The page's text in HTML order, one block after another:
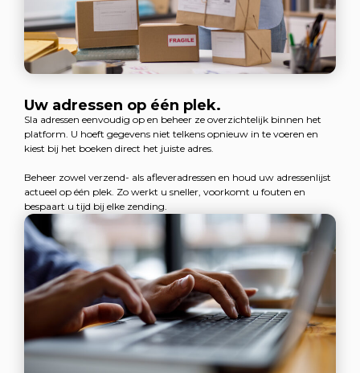
Uw adressen op één plek.
Sla adressen eenvoudig op en beheer ze overzichtelijk binnen het
platform. U hoeft gegevens niet telkens opnieuw in te voeren en
kiest bij het boeken direct het juiste adres.
Beheer zowel verzend- als afleveradressen en houd uw adressenlijst
actueel op één plek. Zo werkt u sneller, voorkomt u fouten en
bespaart u tijd bij elke zending.